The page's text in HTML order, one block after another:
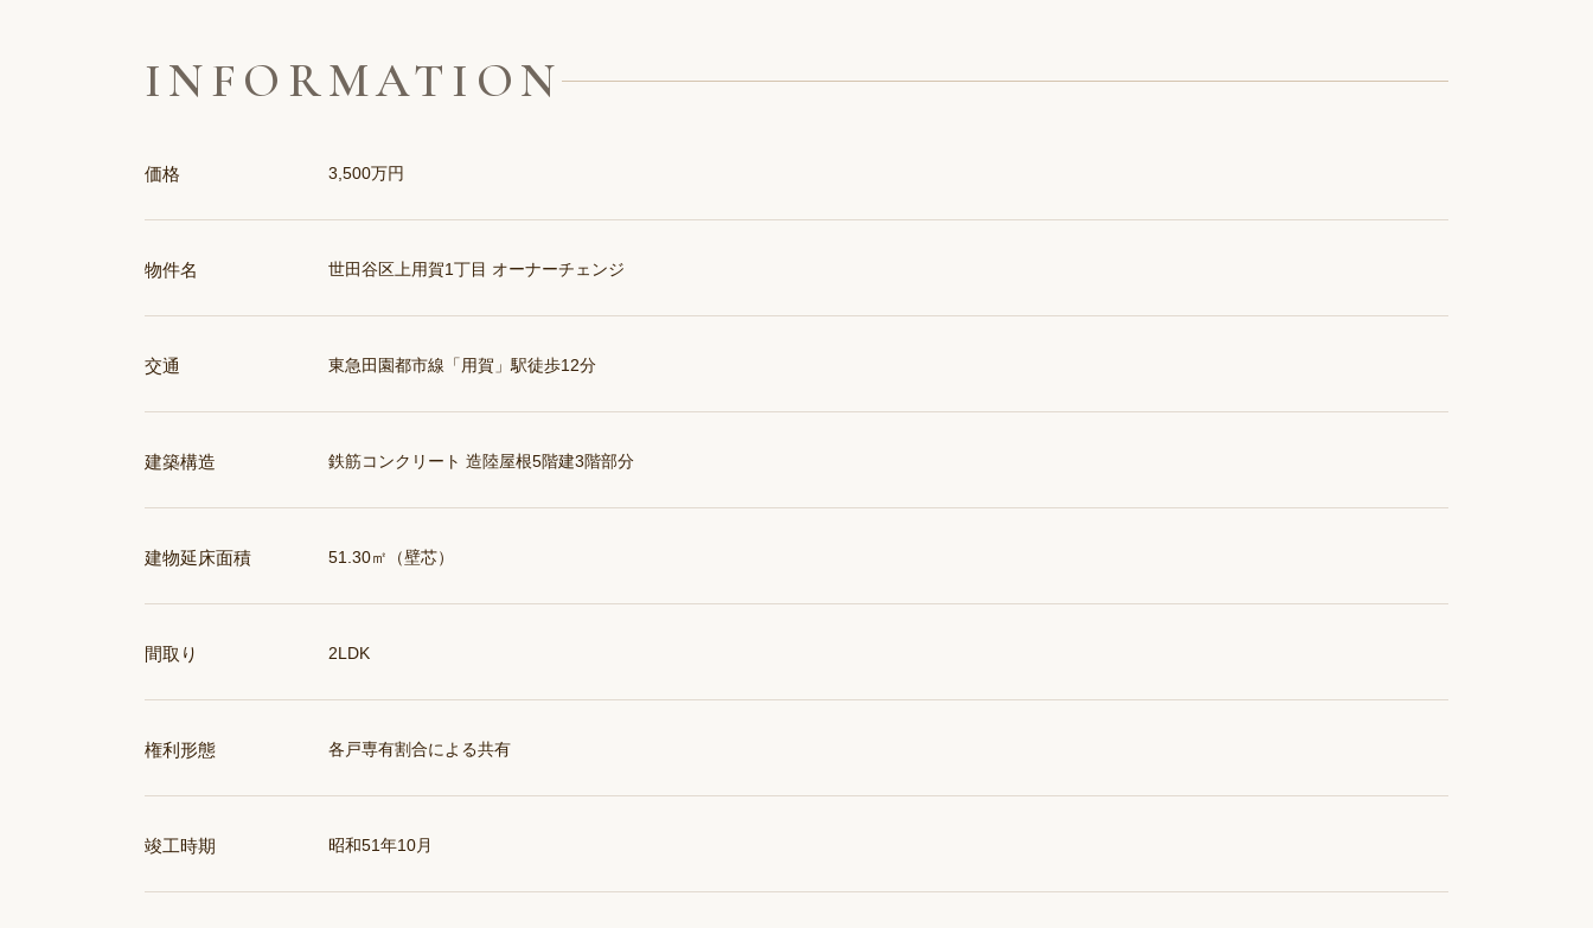
INFORMATION
価格 3,500万円
物件名 世田谷区上用賀1丁目 オーナーチェンジ
交通 東急田園都市線「用賀」駅徒歩12分
建築構造 鉄筋コンクリート 造陸屋根5階建3階部分
建物延床面積 51.30㎡（壁芯）
間取り 2LDK
権利形態 各戸専有割合による共有
竣工時期 昭和51年10月